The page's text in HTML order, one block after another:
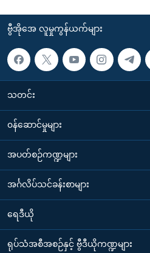
ဗွီအိုအေ လူမှုကွန်ယက်များ
သတင်း
၀န်ဆောင်မှုများ
အပတ်စဉ်ကဏ္ဍများ
အင်္ဂလိပ်သင်ခန်းစာများ
ရေဒီယို
ရုပ်သံအစီအစဉ်နှင့် ဗွီဒီယိုကဏ္ဍများ